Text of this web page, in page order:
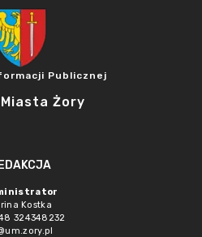
Publicznej
Żory
Kostka
324348232